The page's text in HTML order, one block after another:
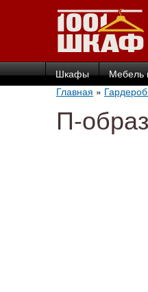
Шкафы Мебель
Главная »
П-